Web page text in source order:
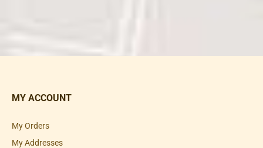
MY ACCOUNT
My Orders
My Addresses